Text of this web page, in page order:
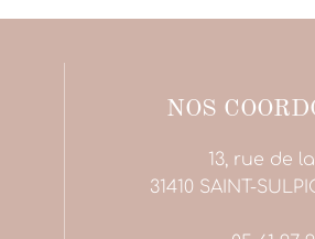
NOS
13, rue de
31410 SAINT-